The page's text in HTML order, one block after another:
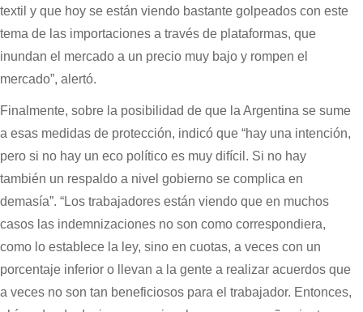
textil y que hoy se están viendo bastante golpeados con este
tema de las importaciones a través de plataformas, que
inundan el mercado a un precio muy bajo y rompen el
mercado”, alertó.
Finalmente, sobre la posibilidad de que la Argentina se sume
a esas medidas de protección, indicó que “hay una intención,
pero si no hay un eco político es muy difícil. Si no hay
también un respaldo a nivel gobierno se complica en
demasía”. “Los trabajadores están viendo que en muchos
casos las indemnizaciones no son como correspondiera,
como lo establece la ley, sino en cuotas, a veces con un
porcentaje inferior o llevan a la gente a realizar acuerdos que
a veces no son tan beneficiosos para el trabajador. Entonces,